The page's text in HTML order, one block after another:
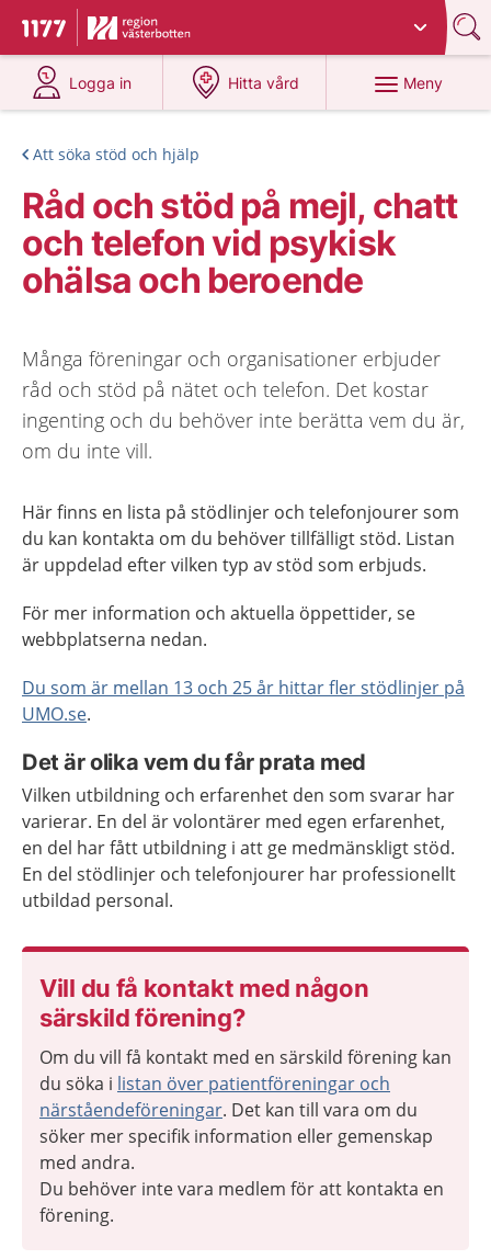
Till startsidan för 1177
Du har valt region
Logga in
på 1177.se
Hitta vård
på 1177.se
Meny
Att söka stöd och hjälp
Råd och stöd på mejl, chatt
och telefon vid psykisk
ohälsa och beroende
Många föreningar och organisationer erbjuder
råd och stöd på nätet och telefon. Det kostar
ingenting och du behöver inte berätta vem du är,
om du inte vill.
Här finns en lista på stödlinjer och telefonjourer som
du kan kontakta om du behöver tillfälligt stöd. Listan
är uppdelad efter vilken typ av stöd som erbjuds.
För mer information och aktuella öppettider, se
webbplatserna nedan.
Du som är mellan 13 och 25 år hittar fler stödlinjer på
UMO.se.
Det är olika vem du får prata med
Vilken utbildning och erfarenhet den som svarar har
varierar. En del är volontärer med egen erfarenhet,
en del har fått utbildning i att ge medmänskligt stöd.
En del stödlinjer och telefonjourer har professionellt
utbildad personal.
Vill du få kontakt med någon
särskild förening?
Om du vill få kontakt med en särskild förening kan
du söka i listan över patientföreningar och
närståendeföreningar. Det kan till vara om du
söker mer specifik information eller gemenskap
med andra.
Du behöver inte vara medlem för att kontakta en
förening.